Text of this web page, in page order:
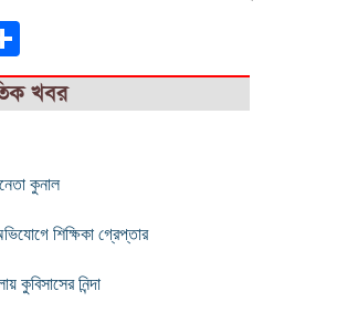
খবর
কুনাল
শিক্ষিকা গ্রেপ্তার
কুবিসাসের নিন্দা